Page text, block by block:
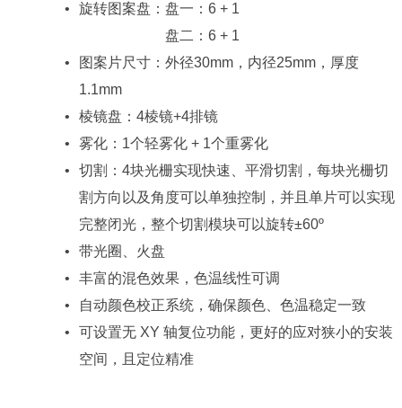
旋转图案盘：盘一：6 + 1
盘二：6 + 1
1.1mm
棱镜盘：4棱镜+4排镜
雾化：1个轻雾化 + 1个重雾化
完整闭光，整个切割模块可以旋转±60º
带光圈、火盘
丰富的混色效果，色温线性可调
自动颜色校正系统，确保颜色、色温稳定一致
空间，且定位精准